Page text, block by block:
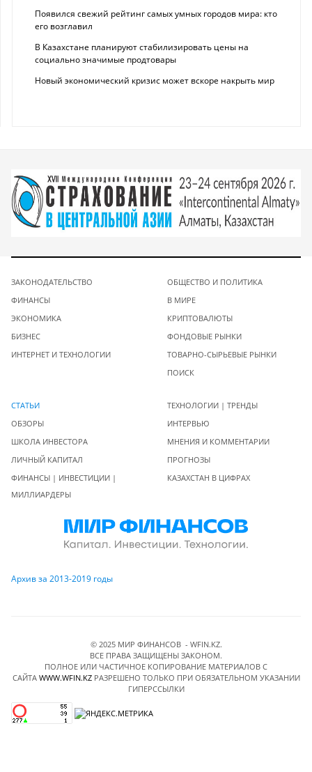
Появился свежий рейтинг самых умных городов мира: кто
его возглавил
В Казахстане планируют стабилизировать цены на
социально значимые продтовары
Новый экономический кризис может вскоре накрыть мир
ЗАКОНОДАТЕЛЬСТВО
ФИНАНСЫ
ЭКОНОМИКА
БИЗНЕС
ИНТЕРНЕТ И ТЕХНОЛОГИИ
ОБЩЕСТВО И ПОЛИТИКА
В МИРЕ
КРИПТОВАЛЮТЫ
ФОНДОВЫЕ РЫНКИ
ТОВАРНО-СЫРЬЕВЫЕ РЫНКИ
ПОИСК
СТАТЬИ
ОБЗОРЫ
ШКОЛА ИНВЕСТОРА
ЛИЧНЫЙ КАПИТАЛ
ФИНАНСЫ | ИНВЕСТИЦИИ |
МИЛЛИАРДЕРЫ
ТЕХНОЛОГИИ | ТРЕНДЫ
ИНТЕРВЬЮ
МНЕНИЯ И КОММЕНТАРИИ
ПРОГНОЗЫ
КАЗАХСТАН В ЦИФРАХ
Архив за 2013-2019 годы
© 2025 МИР ФИНАНСОВ - WFIN.KZ.
ВСЕ ПРАВА ЗАЩИЩЕНЫ ЗАКОНОМ.
ПОЛНОЕ ИЛИ ЧАСТИЧНОЕ КОПИРОВАНИЕ МАТЕРИАЛОВ C
САЙТА WWW.WFIN.KZРАЗРЕШЕНО ТОЛЬКО ПРИ ОБЯЗАТЕЛЬНОМ УКАЗАНИИ
ГИПЕРССЫЛКИ